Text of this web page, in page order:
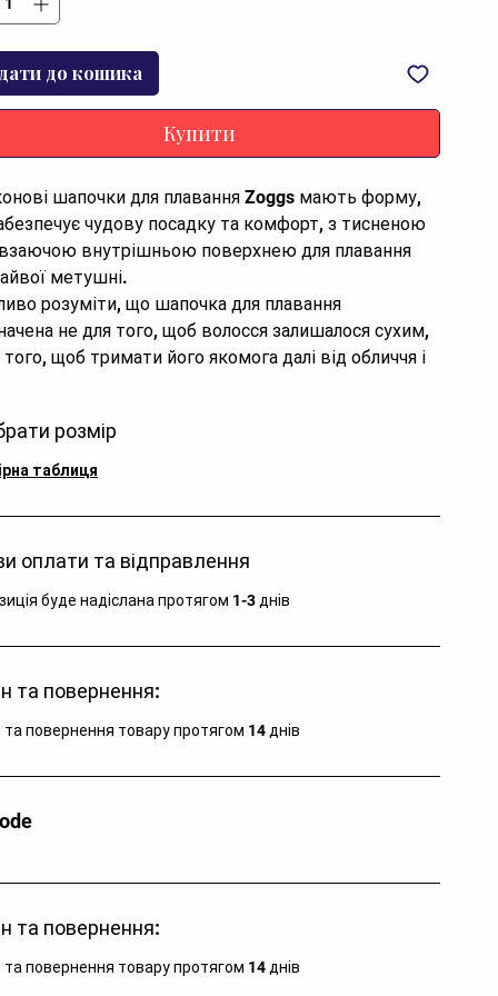
до кошика
Купити
шапочки для плавання Zoggs мають форму,
чудову посадку та комфорт, з тисненою
внутрішньою поверхнею для плавання
метушні.
не для того, щоб волосся залишалося сухим,
того, щоб тримати його якомога далі від обличчя і
висушити перед збереженням: Необхідно
гострих об'єктів і тривалого впливу сонячних
силікону у відмінній якості на довгі роки
розмір
таблиця
оплати та відправлення
буде надіслана протягом 1-3 днів
та повернення:
та повернення товару протягом 14 днів
та повернення:
та повернення товару протягом 14 днів